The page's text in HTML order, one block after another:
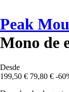
Peak
Mono de
Desde
199,50 € 79,80 € -